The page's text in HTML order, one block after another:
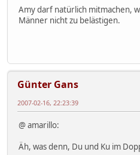
Amy darf natürlich mitmachen,
Männer nicht zu belästigen.
Günter Gans
2007-02-16, 22:23:39
@ amarillo:
Äh, was denn, Du und Ku im